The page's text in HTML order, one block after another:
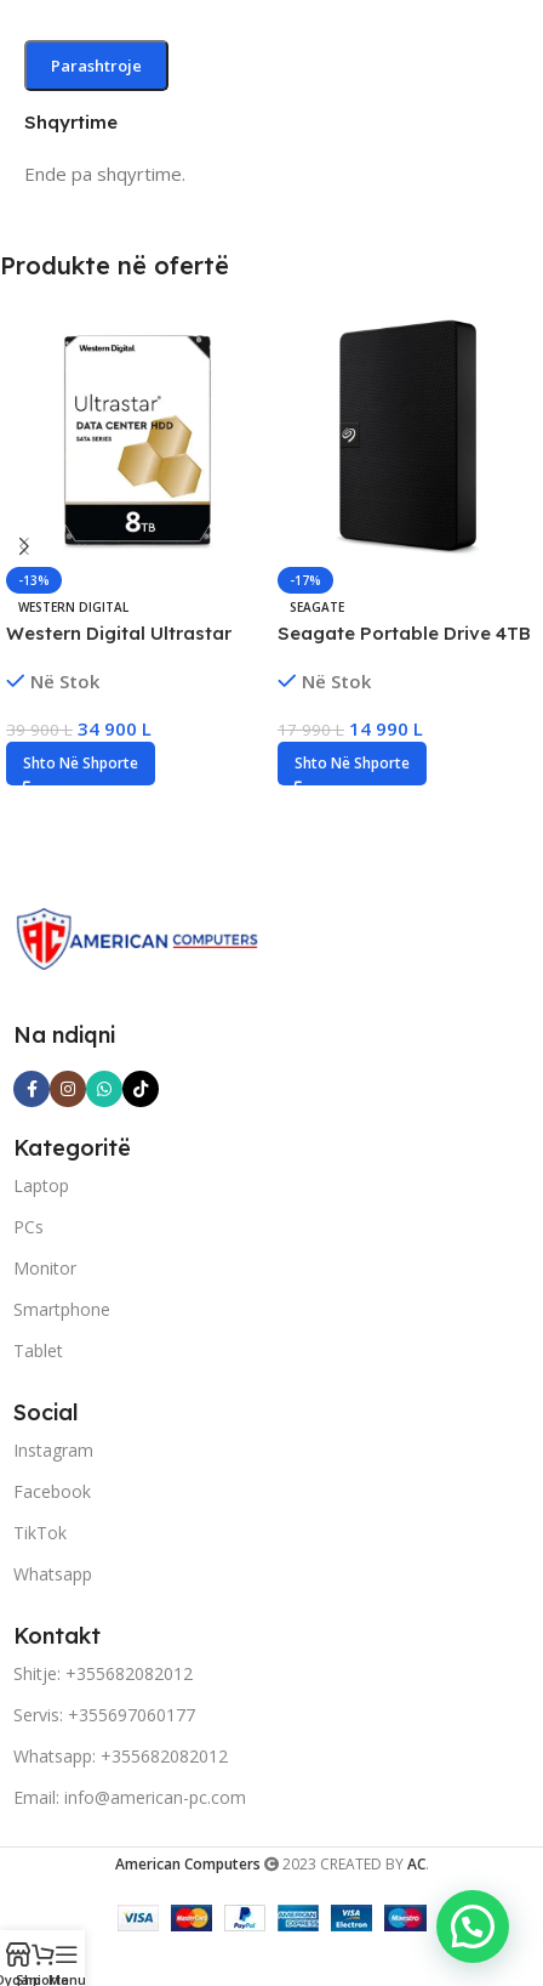
Shqyrtime
Ende pa shqyrtime.
Produkte në ofertë
-13%
WESTERN DIGITAL
Western Digital Ultrastar
Në Stok
39 900L 34 900 L
Shto Në Shporte
-17%
SEAGATE
Seagate Portable Drive 4TB
Storage, New
Në Stok
17 990L 14 990 L
Shto Në Shporte
Na ndiqni
Kategoritë
Laptop
PCs
Monitor
Smartphone
Tablet
Social
Instagram
Facebook
TikTok
Whatsapp
Kontakt
Shitje: +355682082012
Servis: +355697060177
Whatsapp: +355682082012
Email: info@american-pc.com
American Computers 2023 CREATED BYAC.
Shporta
Menu